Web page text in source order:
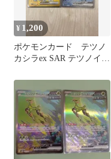
¥ 1,200
ポケモンカード テツノ
カシラex SAR テツノイサ